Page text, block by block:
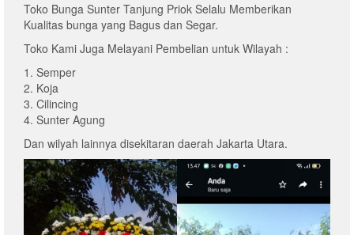
Toko Bunga Sunter Tanjung Priok Selalu Memberikan
Kualitas bunga yang Bagus dan Segar.
Toko Kami Juga Melayani Pembelian untuk Wilayah :
1. Semper
2. Koja
3. Cilincing
4. Sunter Agung
Dan wilyah lainnya disekitaran daerah Jakarta Utara.